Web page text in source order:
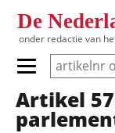
De
onder redactie van
Primair menu
Artikel